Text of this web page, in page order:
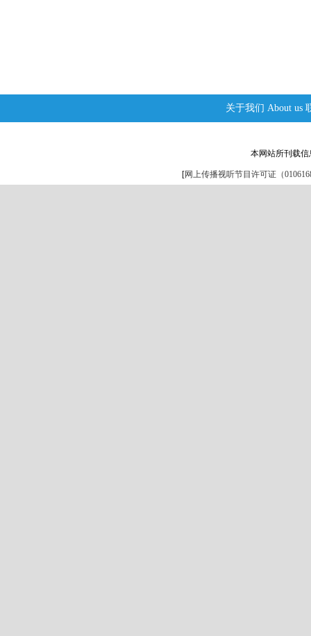
关于我们 About us
本网站所刊载
[网上传播视听节目许可证（